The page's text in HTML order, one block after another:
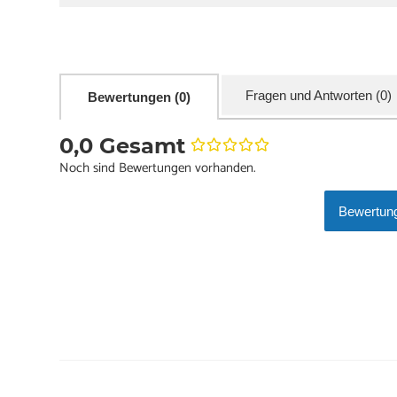
Bewertungen (0) Fragen und Antworten (0)
0,0 Gesamt
Noch sind Bewertungen vorhanden.